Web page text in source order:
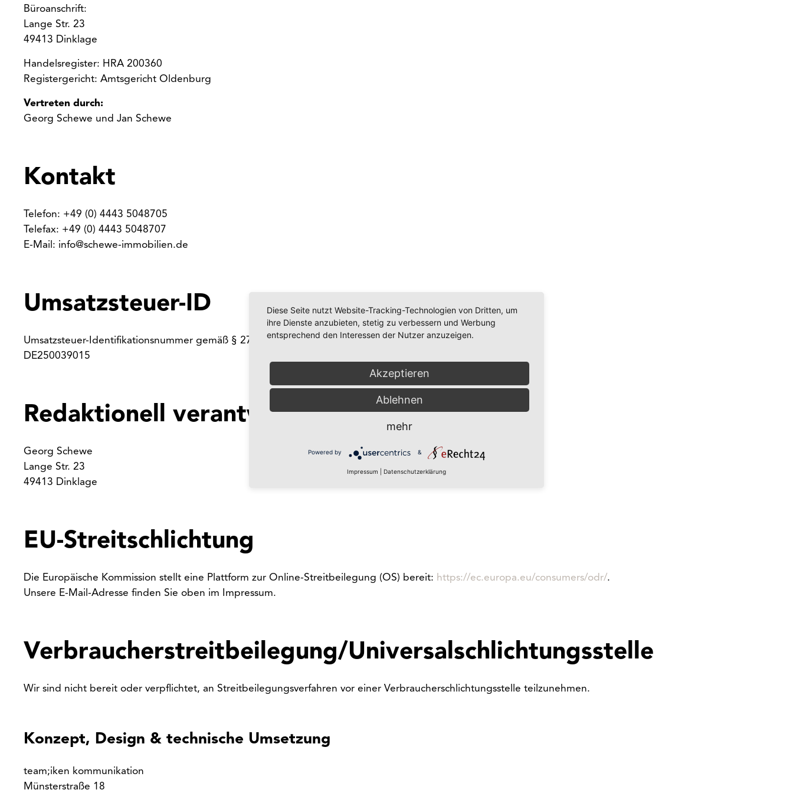
Büroanschrift:
Lange Str. 23
49413 Dinklage
Handelsregister: HRA 200360
Registergericht: Amtsgericht Oldenburg
Vertreten durch:
Georg Schewe und Jan Schewe
Kontakt
Telefon: +49 (0) 4443 5048705
Telefax: +49 (0) 4443 5048707
E-Mail: info@schewe-immobilien.de
Umsatzsteuer-ID
Umsatzsteuer-Identifikationsnummer gemäß § 27 a Umsatzsteuergesetz:
DE250039015
Redaktionell verantwortlich
Georg Schewe
Lange Str. 23
49413 Dinklage
EU-Streitschlichtung
Die Europäische Kommission stellt eine Plattform zur Online-Streitbeilegung (OS) bereit: https://ec.europa.eu/consumers/odr/.
Unsere E-Mail-Adresse finden Sie oben im Impressum.
Verbraucher­streit­beilegung/Universal­schlichtungs­stelle
Wir sind nicht bereit oder verpflichtet, an Streitbeilegungsverfahren vor einer Verbraucherschlichtungsstelle teilzunehmen.
Konzept, Design & technische Umsetzung
team;iken kommunikation
Münsterstraße 18
Diese Seite nutzt Website-Tracking-Technologien von Dritten, um
ihre Dienste anzubieten, stetig zu verbessern und Werbung
entsprechend den Interessen der Nutzer anzuzeigen.
Akzeptieren
Ablehnen
mehr
Powered by &
Impressum Datenschutzerklärung